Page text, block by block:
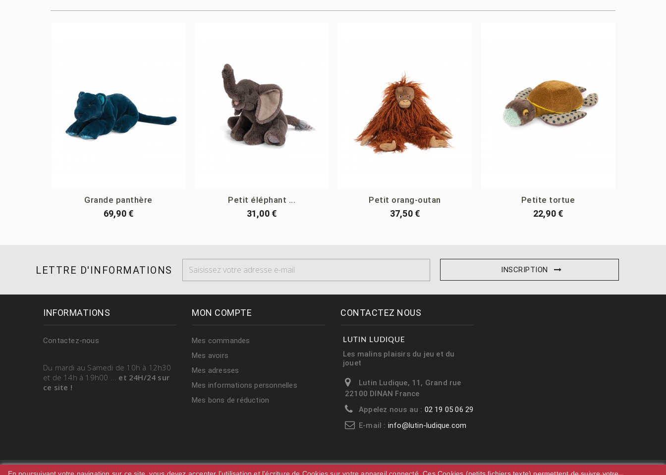
Grande panthère
69,90 €
Petit éléphant ...
31,00 €
Petit orang-outan
37,50 €
Petite tortue
22,90 €
LETTRE D'INFORMATIONS INSCRIPTION
INFORMATIONS
Contactez-nous
Du mardi au Samedi de 10h à 12h30
et de 14h à 19h00
et 24H/24 sur
ce site !
MON COMPTE
Mes commandes
Mes avoirs
Mes adresses
Mes informations personnelles
Mes bons de réduction
CONTACTEZ NOUS
LUTIN LUDIQUE
Les malins plaisirs du jeu et du
jouet
Lutin Ludique, 11, Grand rue
22100 DINAN France
Appelez nous au : 02 19 05 06 29
E-mail : info@lutin-ludique.com